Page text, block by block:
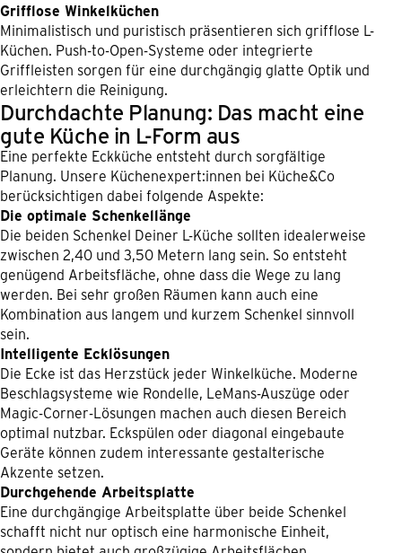
Grifflose Winkelküchen
Minimalistisch und puristisch präsentieren sich grifflose L-
Küchen. Push-to-Open-Systeme oder integrierte
Griffleisten sorgen für eine durchgängig glatte Optik und
erleichtern die Reinigung.
Durchdachte Planung: Das macht eine
gute Küche in L-Form aus
Eine perfekte Eckküche entsteht durch sorgfältige
Planung. Unsere Küchenexpert:innen bei Küche&Co
berücksichtigen dabei folgende Aspekte:
Die optimale Schenkellänge
Die beiden Schenkel Deiner L-Küche sollten idealerweise
zwischen 2,40 und 3,50 Metern lang sein. So entsteht
genügend Arbeitsfläche, ohne dass die Wege zu lang
werden. Bei sehr großen Räumen kann auch eine
Kombination aus langem und kurzem Schenkel sinnvoll
sein.
Intelligente Ecklösungen
Die Ecke ist das Herzstück jeder Winkelküche. Moderne
Beschlagsysteme wie Rondelle, LeMans-Auszüge oder
Magic-Corner-Lösungen machen auch diesen Bereich
optimal nutzbar. Eckspülen oder diagonal eingebaute
Geräte können zudem interessante gestalterische
Akzente setzen.
Durchgehende Arbeitsplatte
Eine durchgängige Arbeitsplatte über beide Schenkel
schafft nicht nur optisch eine harmonische Einheit,